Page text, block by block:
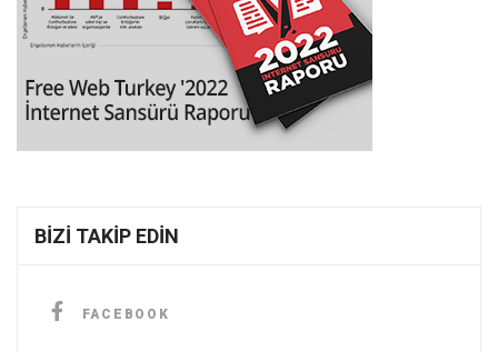
BIZI TAKIP EDIN
FACEBOOK